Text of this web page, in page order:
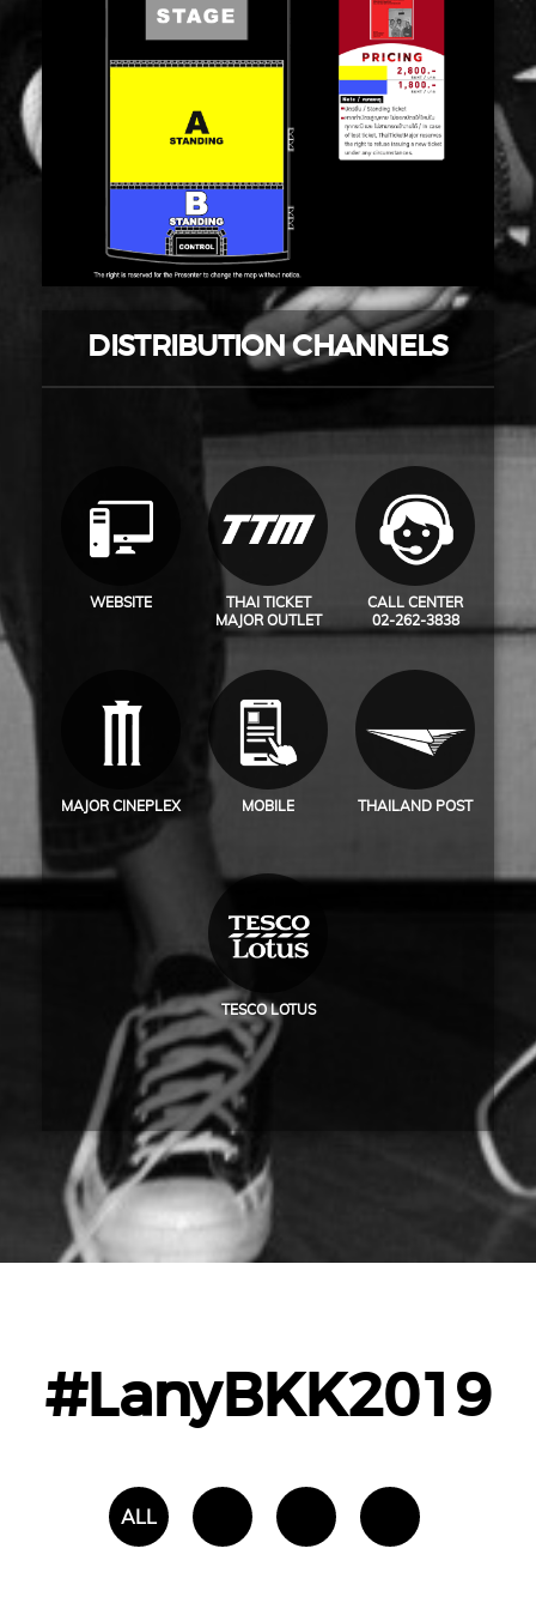
DISTRIBUTION CHANNELS
WEBSITE
THAI TICKET
MAJOR OUTLET
CALL CENTER
02-262-3838
MAJOR CINEPLEX MOBILE THAILAND POST
TESCO LOTUS
#LanyBKK2019
ALL